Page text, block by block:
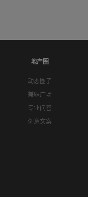
地产圈
动态圈子
兼职广场
专业问答
创意文案